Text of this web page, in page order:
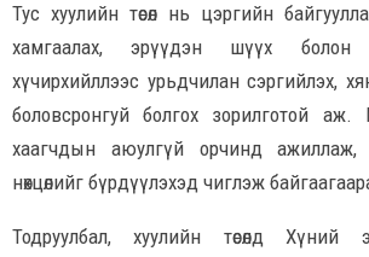
Тус хуулийн төсөл нь цэргийн
хамгаалах, эрүүдэн шүүх
хүчирхийллээс урьдчилан сэргийлэх,
боловсронгуй болгох зорилготой аж.
хаагчдын аюулгүй орчинд ажиллаж,
нөхцөлийг бүрдүүлэхэд чиглэж
Тодруулбал, хуулийн төсөлд Хүний